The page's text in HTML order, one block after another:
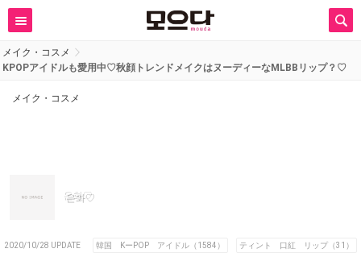
メイク・コスメ
KPOPアイドルも愛用中♡秋顔トレンドメイクはヌーディーなMLBBリップ？♡
メイク・コスメ
은화♡
2020/10/28 UPDATE 韓国 KーPOP アイドル（1584） ティント 口紅 リップ（31）